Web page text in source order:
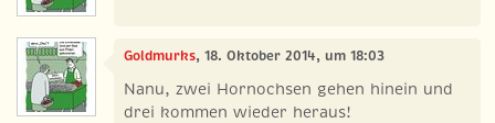
Goldmurks, 18. Oktober 2014, um 18:03
Nanu, zwei Hornochsen gehen hinein und
drei kommen wieder heraus!